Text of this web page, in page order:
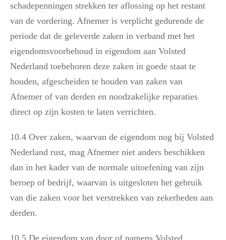
schadepenningen strekken ter aflossing op het restant
van de vordering. Afnemer is verplicht gedurende de
periode dat de geleverde zaken in verband met het
eigendomsvoorbehoud in eigendom aan Volsted
Nederland toebehoren deze zaken in goede staat te
houden, afgescheiden te houden van zaken van
Afnemer of van derden en noodzakelijke reparaties
direct op zijn kosten te laten verrichten.
10.4 Over zaken, waarvan de eigendom nog bij Volsted
Nederland rust, mag Afnemer niet anders beschikken
dan in het kader van de normale uitoefening van zijn
beroep of bedrijf, waarvan is uitgesloten het gebruik
van die zaken voor het verstrekken van zekerheden aan
derden.
10.5 De eigendom van door of namens Volsted